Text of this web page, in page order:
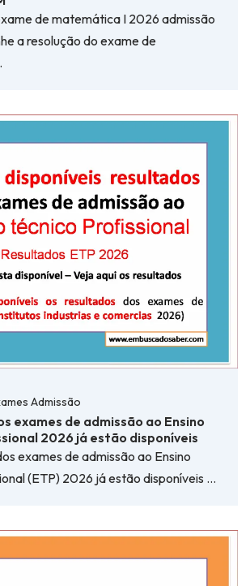
de matemática I 2026 admissão
a resolução do exame de
Admissão
exames de admissão ao Ensino
2026 já estão disponíveis
exames de admissão ao Ensino
(ETP) 2026 já estão disponíveis …